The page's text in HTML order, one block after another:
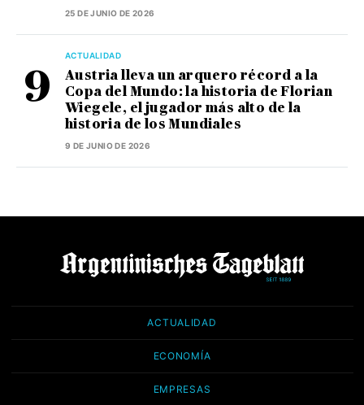
25 DE JUNIO DE 2026
ACTUALIDAD
Austria lleva un arquero récord a la
Copa del Mundo: la historia de Florian
Wiegele, el jugador más alto de la
historia de los Mundiales
9 DE JUNIO DE 2026
ACTUALIDAD
ECONOMÍA
EMPRESAS